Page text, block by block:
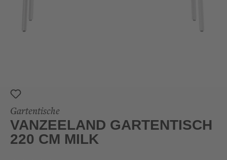
Gartentische
VANZEELAND GARTENTISCH
220 CM MILK